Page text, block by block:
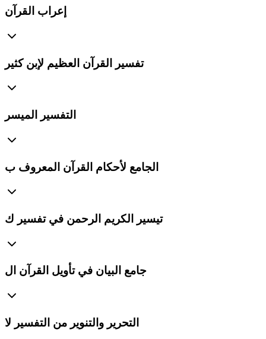
إعراب القرآن
تفسير القرآن العظيم لإبن كثير
التفسير الميسر
الجامع لأحكام القرآن المعروف ب
تيسير الكريم الرحمن في تفسير ك
جامع البيان في تأويل القرآن ال
التحرير والتنوير من التفسير لا